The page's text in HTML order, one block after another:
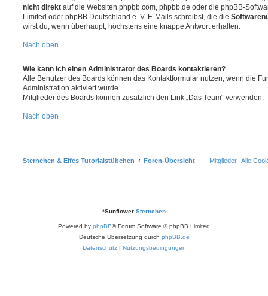
nicht direkt auf die Websiten phpbb.com, phpbb.de oder die phpBB-
Limited oder phpBB Deutschland e. V. E-Mails schreibst, die die
wirst du, wenn überhaupt, höchstens eine knappe Antwort erhalten.
Nach oben
Wie kann ich einen Administrator des Boards kontaktieren?
Alle Benutzer des Boards können das Kontaktformular nutzen, wenn die
Administration aktiviert wurde.
Mitglieder des Boards können zusätzlich den Link „Das Team“ verwenden.
Nach oben
Sternchen & Elfes Tutorialstübchen Foren-Übersicht Alle
Mitglieder
*Sunflower Sternchen
Powered by phpBB® Forum Software © phpBB Limited
Deutsche Übersetzung durch phpBB.de
Datenschutz| Nutzungsbedingungen